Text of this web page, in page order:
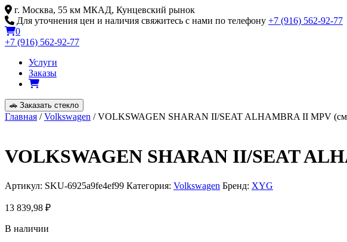
Skip
to
content
г. Москва, 55 км МКАД, Кунцевский рынок
Для уточнения цен и наличия свяжитесь с нами по телефону +7 (916) 562-92-77
0
+7 (916) 562-92-77
Услуги
Заказы
🚗 Заказать стекло
Главная /Volkswagen / VOLKSWAGEN SHARAN II/SEAT ALHAMBRA II MPV
VOLKSWAGEN SHARAN II/SEAT
Артикул: SKU-6925a9fe4ef99 Категория: Volkswagen Бренд: XYG
13 839,98 ₽
В наличии